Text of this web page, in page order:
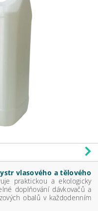
vlasového a tělového
praktickou a ekologicky
doplňování dávkovačů a
obalů v každodenním